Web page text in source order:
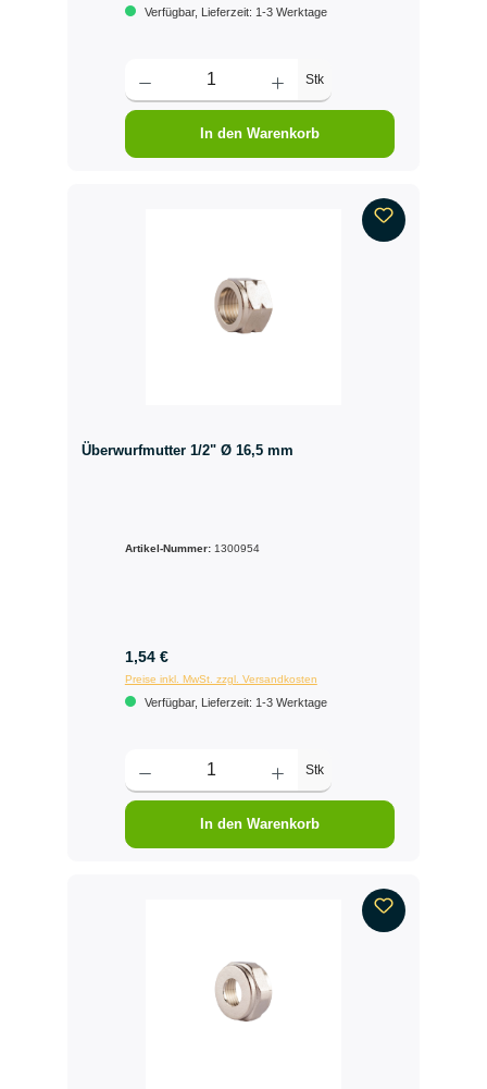
Verfügbar, Lieferzeit: 1-3 Werktage
Stk
In den Warenkorb
Überwurfmutter 1/2" Ø 16,5 mm
Artikel-Nummer: 1300954
1,54 €
Preise inkl. MwSt. zzgl. Versandkosten
Verfügbar, Lieferzeit: 1-3 Werktage
Stk
In den Warenkorb